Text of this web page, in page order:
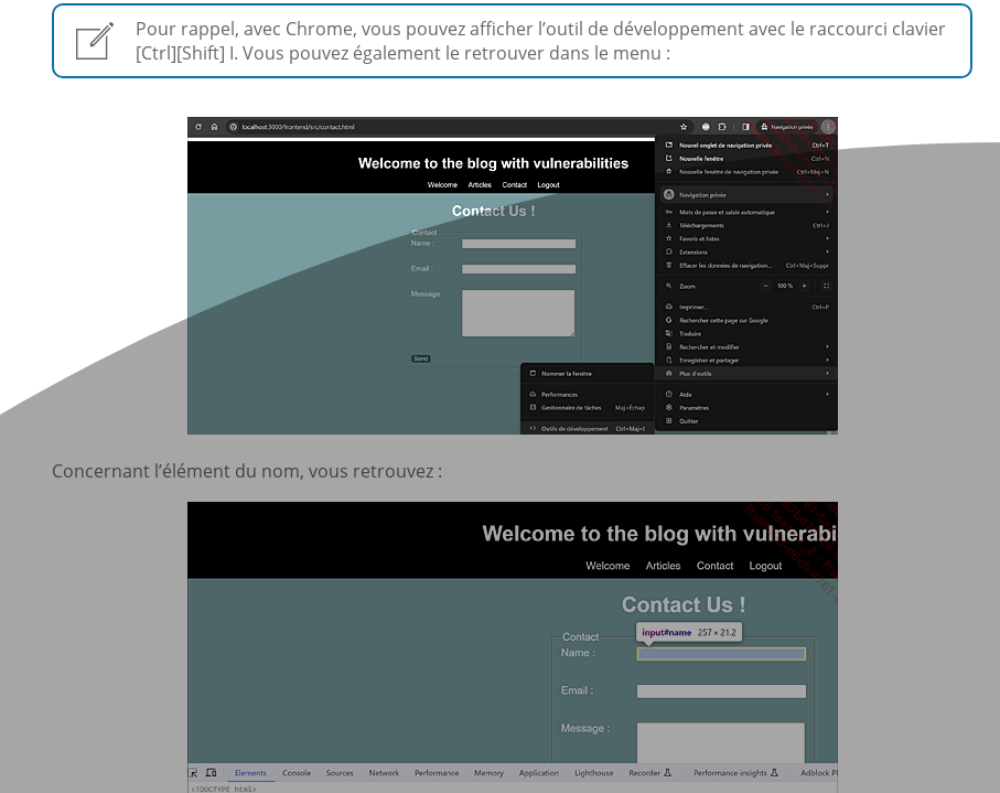
Pour rappel, avec Chrome, vous pouvez afficher l’outil de développement avec le raccourci clavier
[Ctrl][Shift] I. Vous pouvez également le retrouver dans le menu :
Concernant l’élément du nom, vous retrouvez :